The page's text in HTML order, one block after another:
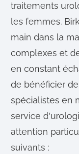
traitements
les femmes.
main dans la
complexes et
en constant
de bénéficier
spécialistes en
service
attention
suivants :